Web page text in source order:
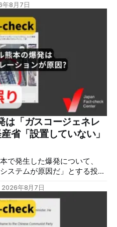
していますが、現時点で未解
専門家らによる事故調査委員
爆発がテロによるものだと主
示は19万件を超える。 同様
「熊本」「イオンモール」
ーワードを組み合わせてソー
べると、総投稿数は8月5日
。拡散のほとんどはXだ。 こ
いが、「ガス爆発には見えな
る為のテロですよ」など、投
応が多い。「デマまたは不確
だよ」などの指摘
年8月7日
は「ガスコージェネレ
省「設置していない」
で発生した爆発について、
ステムが原因だ」とする投稿
は設置していないことを確認
原因だった可能性が高いと説
日、事故原因を調べる事故調
象 拡散した投
2026年8月7日